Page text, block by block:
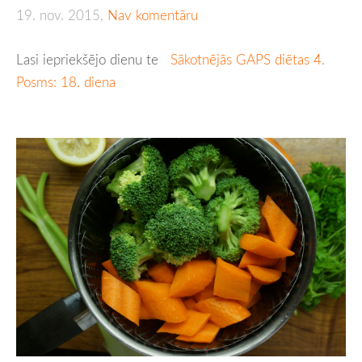
19. nov. 2015, Nav komentāru
Lasi iepriekšējo dienu te Sākotnējās GAPS diētas 4.
Posms: 18. diena